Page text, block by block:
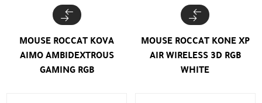
MOUSE ROCCAT KONE XP
AIR WIRELESS 3D RGB
WHITE
MOUSE ROCCAT KOVA
AIMO AMBIDEXTROUS
GAMING RGB